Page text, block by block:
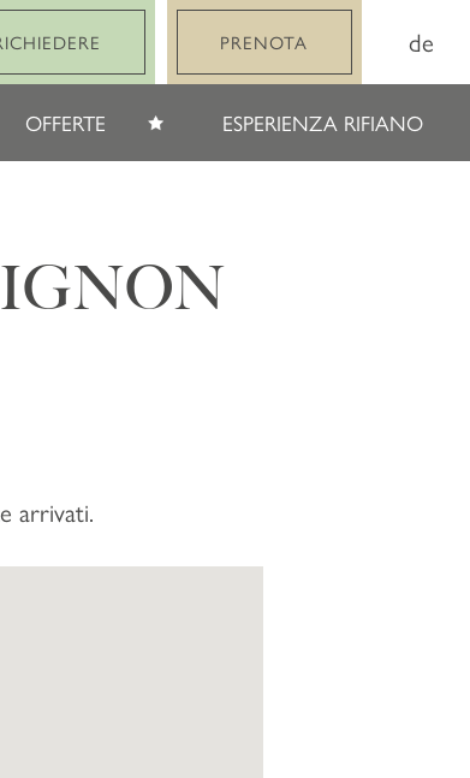
PRENOTA de
OFFERTE ESPERIENZA RIFIANO
arrivati.